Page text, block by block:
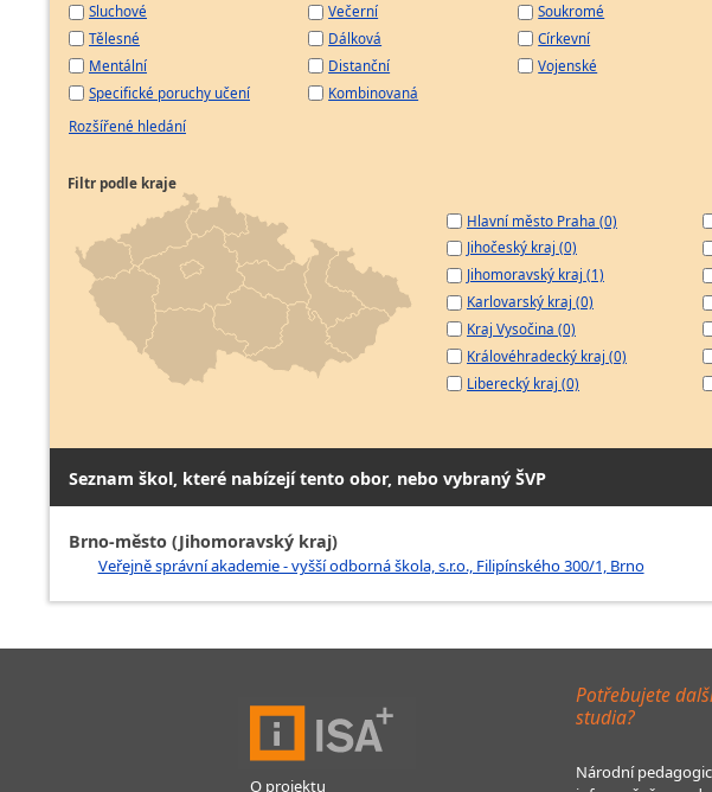
Sluchové
Tělesné
Mentální
Specifické poruchy učení
Večerní
Dálková
Distanční
Kombinovaná
Soukromé
Církevní
Vojenské
Rozšířené hledání
Filtr podle kraje
Hlavní město Praha (0)
Jihočeský kraj (0)
Jihomoravský kraj (1)
Karlovarský kraj (0)
Kraj Vysočina (0)
Královéhradecký kraj (0)
Liberecký kraj (0)
Seznam škol, které nabízejí tento obor, nebo vybraný ŠVP
Brno-město (Jihomoravský kraj)
Veřejně správní akademie - vyšší odborná škola, s.r.o., Filipínského 300/1, Brno
O projektu
Potřebujete
studia?
Národní